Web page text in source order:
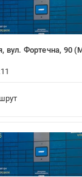
вул. Фортечна, 90